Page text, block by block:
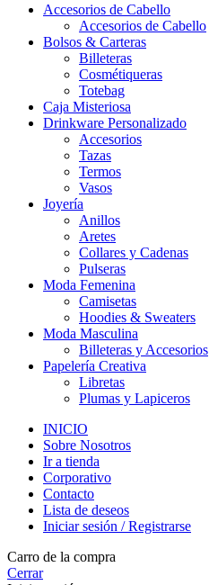
Accesorios de Cabello
Accesorios de Cabello
Bolsos & Carteras
Billeteras
Cosmétiqueras
Totebag
Caja Misteriosa
Drinkware Personalizado
Accesorios
Tazas
Termos
Vasos
Joyería
Anillos
Aretes
Collares y Cadenas
Pulseras
Moda Femenina
Camisetas
Hoodies & Sweaters
Moda Masculina
Billeteras y Accesorios
Papelería Creativa
Libretas
Plumas y Lapiceros
INICIO
Sobre Nosotros
Ir a tienda
Corporativo
Contacto
Lista de deseos
Iniciar sesión / Registrarse
Carro de la compra
Cerrar